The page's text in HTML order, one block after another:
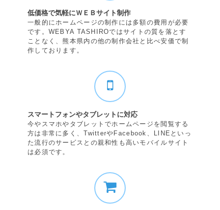
低価格で気軽にＷＥＢサイト制作
一般的にホームページの制作には多額の費用が必要
です。WEBYA TASHIROではサイトの質を落とす
ことなく、熊本県内の他の制作会社と比べ安価で制
作しております。
スマートフォンやタブレットに対応
今やスマホやタブレットでホームページを閲覧する
方は非常に多く、TwitterやFacebook、LINEといっ
た流行のサービスとの親和性も高いモバイルサイト
は必須です。